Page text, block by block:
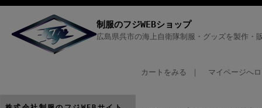
制服のフジWEBショップ
広島県呉市の海上自衛隊制服・グッズを製作・
カートをみる マイページへ